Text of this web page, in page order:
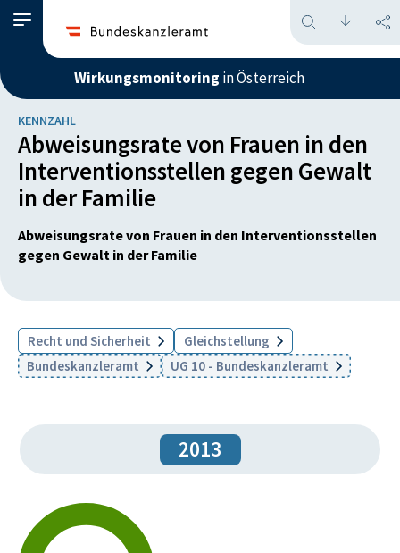
Wirkungsmonitoring in Österreich
KENNZAHL
Abweisungsrate von Frauen in den
Interventionsstellen gegen Gewalt
in der Familie
Abweisungsrate von Frauen in den Interventionsstellen
gegen Gewalt in der Familie
Recht und Sicherheit
Gleichstellung
Bundeskanzleramt
UG 10 - Bundeskanzleramt
2013